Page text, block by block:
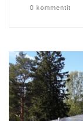
0 kommentit